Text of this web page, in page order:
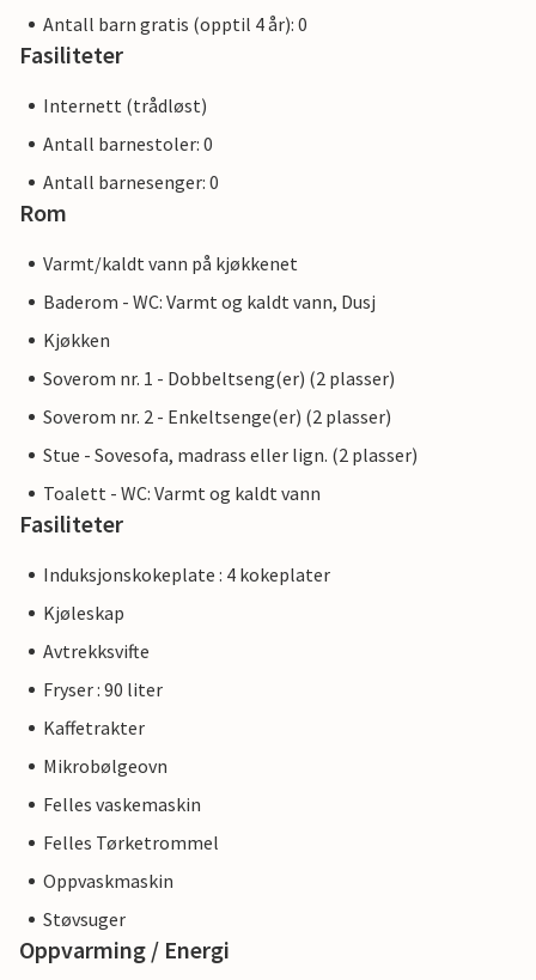
Antall barn gratis (opptil 4 år): 0
Fasiliteter
Internett (trådløst)
Antall barnestoler: 0
Antall barnesenger: 0
Rom
Varmt/kaldt vann på kjøkkenet
Baderom - WC: Varmt og kaldt vann, Dusj
Kjøkken
Soverom nr. 1 - Dobbeltseng(er) (2 plasser)
Soverom nr. 2 - Enkeltsenge(er) (2 plasser)
Stue - Sovesofa, madrass eller lign. (2 plasser)
Toalett - WC: Varmt og kaldt vann
Fasiliteter
Induksjonskokeplate : 4 kokeplater
Kjøleskap
Avtrekksvifte
Fryser : 90 liter
Kaffetrakter
Mikrobølgeovn
Felles vaskemaskin
Felles Tørketrommel
Oppvaskmaskin
Støvsuger
Oppvarming / Energi